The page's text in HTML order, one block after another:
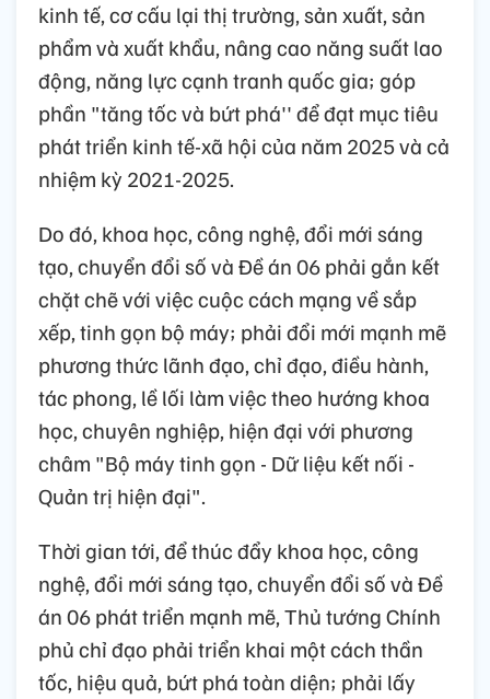
kinh tế, cơ cấu lại thị trường, sản xuất, sản
phẩm và xuất khẩu, nâng cao năng suất lao
động, năng lực cạnh tranh quốc gia; góp
phần "tăng tốc và bứt phá'' để đạt mục tiêu
phát triển kinh tế-xã hội của năm 2025 và cả
nhiệm kỳ 2021-2025.
Do đó, khoa học, công nghệ, đổi mới sáng
tạo, chuyển đổi số và Đề án 06 phải gắn kết
chặt chẽ với việc cuộc cách mạng về sắp
xếp, tinh gọn bộ máy; phải đổi mới mạnh mẽ
phương thức lãnh đạo, chỉ đạo, điều hành,
tác phong, lề lối làm việc theo hướng khoa
học, chuyên nghiệp, hiện đại với phương
châm "Bộ máy tinh gọn - Dữ liệu kết nối -
Quản trị hiện đại".
Thời gian tới, để thúc đẩy khoa học, công
nghệ, đổi mới sáng tạo, chuyển đổi số và Đề
án 06 phát triển mạnh mẽ, Thủ tướng Chính
phủ chỉ đạo phải triển khai một cách thần
tốc, hiệu quả, bứt phá toàn diện; phải lấy